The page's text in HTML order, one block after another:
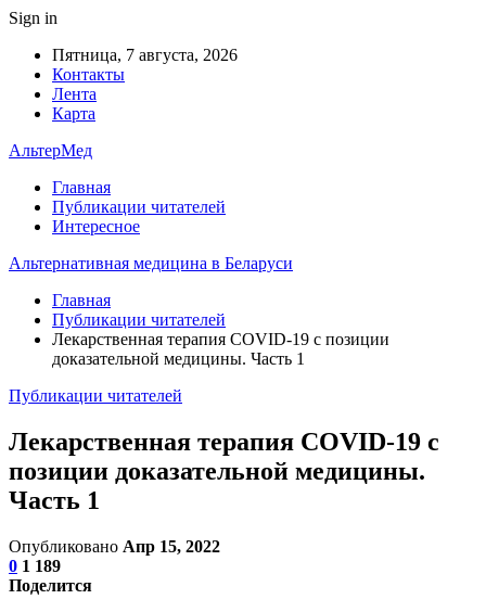
Sign in
Пятница, 7 августа, 2026
Контакты
Лента
Карта
АльтерМед
Главная
Публикации читателей
Интересное
Альтернативная медицина в Беларуси
Главная
Публикации читателей
Лекарственная терапия COVID-19 с позиции
доказательной медицины. Часть 1
Публикации читателей
Лекарственная терапия COVID-19 с
позиции доказательной медицины.
Часть 1
Опубликовано Апр 15, 2022
0 1 189
Поделится